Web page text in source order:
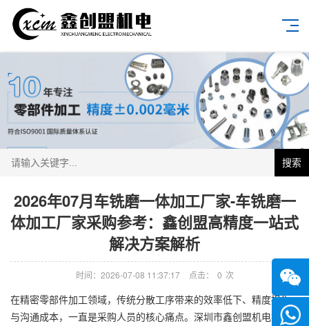
搜索
2026年07月车铣磨一体加工厂家-车铣磨一
体加工厂家采购参考：鑫创盟高精度一站式
解决方案解析
时间：2026-07-08 11:37:17 点击： 0 次
在精密零部件加工领域，传统分散工序带来的效率低下、精度损失
与沟通成本，一直是采购人员的核心痛点。深圳市鑫创盟机电技术
微信